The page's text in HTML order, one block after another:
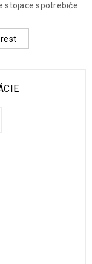
stojace spotrebiče